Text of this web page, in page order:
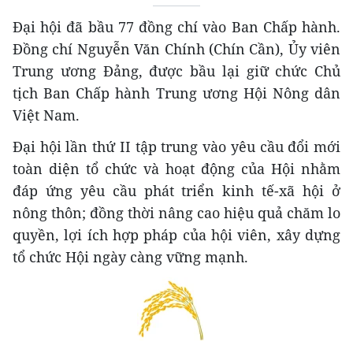
Đại hội đã bầu 77 đồng chí vào Ban Chấp hành.
Đồng chí Nguyễn Văn Chính (Chín Cần), Ủy viên
Trung ương Đảng, được bầu lại giữ chức Chủ
tịch Ban Chấp hành Trung ương Hội Nông dân
Việt Nam.
Đại hội lần thứ II tập trung vào yêu cầu đổi mới
toàn diện tổ chức và hoạt động của Hội nhằm
đáp ứng yêu cầu phát triển kinh tế-xã hội ở
nông thôn; đồng thời nâng cao hiệu quả chăm lo
quyền, lợi ích hợp pháp của hội viên, xây dựng
tổ chức Hội ngày càng vững mạnh.